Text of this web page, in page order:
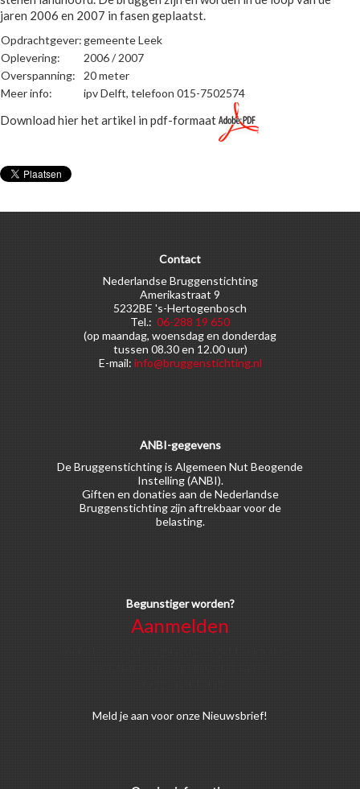
jaren 2006 en 2007 in fasen geplaatst.
Opdrachtgever: gemeente Leek
Oplevering:
2006 / 2007
Overspanning:
20 meter
Meer info:
ipv Delft, telefoon 015-7502574
Download hier het artikel in pdf-formaat
Contact
Nederlandse Bruggenstichting
Amerikastraat 9
5232BE 's-Hertogenbosch
Tel.: 06-288 19 650
(op maandag, woensdag en donderdag
tussen 08.30 en 12.00 uur)
E-mail: info@bruggenstichting.nl
ANBI-gegevens
De Bruggenstichting is Algemeen Nut Beogende
Instelling (ANBI).
Giften en donaties aan de Nederlandse
Bruggenstichting zijn aftrekbaar voor de
belasting.
Begunstiger worden?
Aanmelden
Meld je aan voor onze Nieuwsbrief!